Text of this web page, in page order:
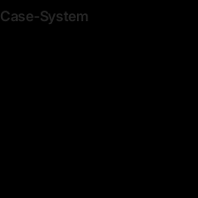
Case-System